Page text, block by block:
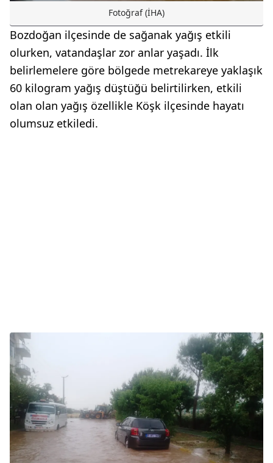
Fotoğraf (İHA)
Bozdoğan ilçesinde de sağanak yağış etkili
olurken, vatandaşlar zor anlar yaşadı. İlk
belirlemelere göre bölgede metrekareye yaklaşık
60 kilogram yağış düştüğü belirtilirken, etkili
olan olan yağış özellikle Köşk ilçesinde hayatı
olumsuz etkiledi.